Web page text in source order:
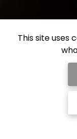
This site uses